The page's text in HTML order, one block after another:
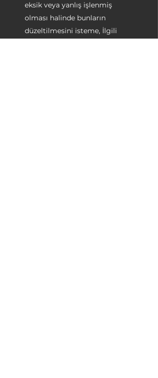
eksik veya yanlış işlenmiş
olması halinde bunların
düzeltilmesini isteme, İlgili